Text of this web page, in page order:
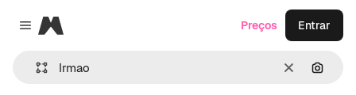
Close menu
Magnific
Limpar
Preços Entrar